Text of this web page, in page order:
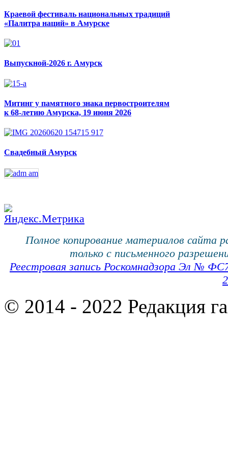
Краевой фестиваль национальных традиций
«Палитра наций» в Амурске
Выпускной-2026 г. Амурск
Митинг у памятного знака первостроителям
к 68-летию Амурска, 19 июня 2026
Свадебный Амурск
Полное копирование материалов сайта
только с письменного
Реестровая запись Роскомнадзора Эл №
© 2014 - 2022 Редакция